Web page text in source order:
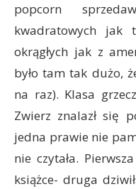
popcorn
kwadratowych jak
okrągłych jak z
było tam tak dużo,
na raz). Klasa
Zwierz znalazł się
jedna prawie nie
nie czytała.
książce- druga